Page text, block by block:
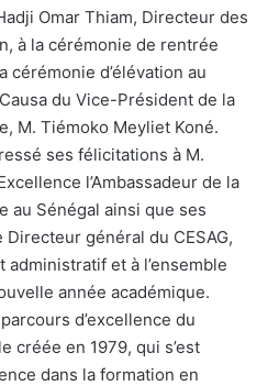
Omar Thiam, Directeur des
à la cérémonie de rentrée
cérémonie d’élévation au
du Vice-Président de la
M. Tiémoko Meyliet Koné.
ses félicitations à M.
l’Ambassadeur de la
au Sénégal ainsi que ses
général du CESAG,
et à l’ensemble
année académique.
d’excellence du
créée en 1979, qui s’est
dans la formation en